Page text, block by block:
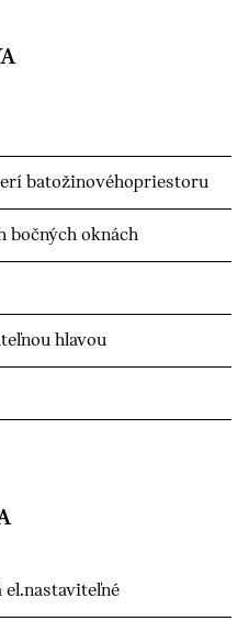
batožinovéhopriestoru
bočných oknách
hlavou
el.nastaviteľné